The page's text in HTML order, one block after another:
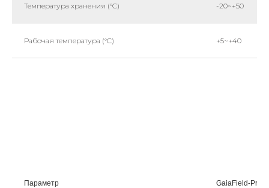
Температура хранения (°C) -20~+50
Рабочая температура (°C) +5~+40
Параметр
GaiaField-Pro-